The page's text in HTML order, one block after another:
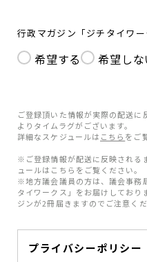
行政マガジン「ジチタイワ
希望する 希望しな
ご登録頂いた情報が実際の配送
よりタイムラグがございます。
詳細なスケジュールは こちら をご
※ご登録情報が配送に反映される
ュールはこちらをご覧ください。
※地方議会議員の方は、議会事務
タイワークス」をお届けしており
ジンが2冊届きますのでご注意くだ
プライバシーポリシー